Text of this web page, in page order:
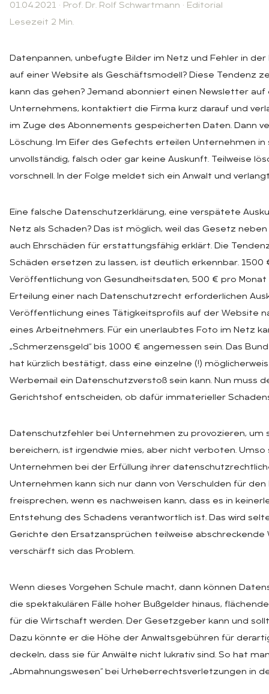
01.04.2021 · Prof. Dr. Rolf Schwartmann · Editorial
Lesezeit 2 Min.
Datenpannen, unbefugte Bilder im Netz und Fehler in
auf einer Website als Geschäftsmodell? Diese Tendenz
kann das gehen? Jemand abonniert einen Newsletter
Unternehmens, kontaktiert die Firma kurz darauf und
im Zuge des Abonnements gespeicherten Daten. Dann
Löschung. Im Eifer des Gefechts erteilen Unternehmen in
unvollständig, falsch oder gar keine Auskunft. Teilweise
vorschnell. In der Folge meldet sich ein Anwalt und
Eine falsche Datenschutzerklärung, eine verspätete
Netz als Schaden? Das ist möglich, weil das Gesetz
auch Ehrschäden für erstattungsfähig erklärt. Die
Schäden ersetzen zu lassen, ist deutlich erkennbar.
Veröffentlichung von Gesundheitsdaten, 500 € pro
Erteilung einer nach Datenschutzrecht erforderlichen
Veröffentlichung eines Tätigkeitsprofils auf der Website
eines Arbeitnehmers. Für ein unerlaubtes Foto im Netz
„Schmerzensgeld“ bis 1000 € angemessen sein. Das
hat kürzlich bestätigt, dass eine einzelne (!)
Werbemail ein Datenschutzverstoß sein kann. Nun muss
Gerichtshof entscheiden, ob dafür immaterieller
Datenschutzfehler bei Unternehmen zu provozieren, um
bereichern, ist irgendwie mies, aber nicht verboten. Umso
Unternehmen bei der Erfüllung ihrer
Unternehmen kann sich nur dann von Verschulden für
freisprechen, wenn es nachweisen kann, dass es in
Entstehung des Schadens verantwortlich ist. Das wird
Gerichte den Ersatzansprüchen teilweise abschreckende
verschärft sich das Problem.
Wenn dieses Vorgehen Schule macht, dann können
die spektakulären Fälle hoher Bußgelder hinaus,
für die Wirtschaft werden. Der Gesetzgeber kann und
Dazu könnte er die Höhe der Anwaltsgebühren für
deckeln, dass sie für Anwälte nicht lukrativ sind. So hat
„Abmahnungswesen“ bei Urheberrechtsverletzungen in